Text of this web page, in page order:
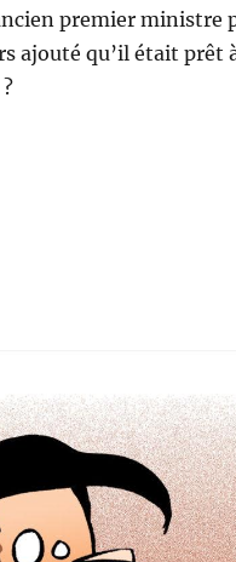
premier ministre
ajouté qu’il était prêt